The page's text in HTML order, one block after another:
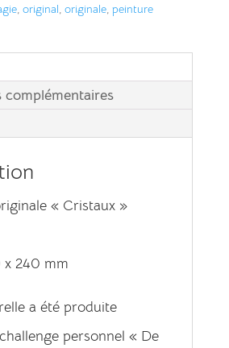
, original, originale, peinture
« Cristaux »
x 240 mm
a été produite
personnel « De